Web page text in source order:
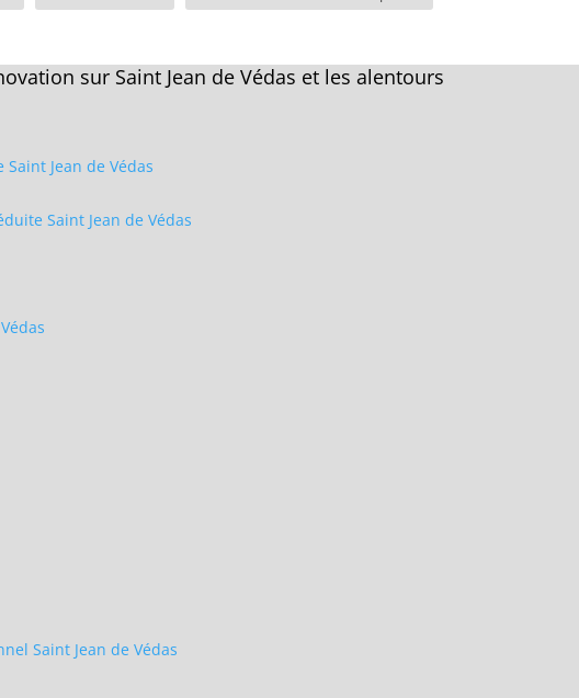
sur Saint Jean de Védas et les alentours
Jean de Védas
Saint Jean de Védas
Saint Jean de Védas